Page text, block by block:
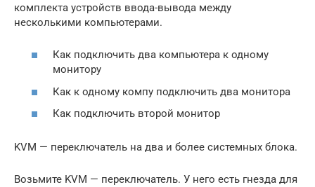
комплекта устройств ввода-вывода между
несколькими компьютерами.
Как подключить два компьютера к одному
монитору
Как к одному компу подключить два монитора
Как подключить второй монитор
KVM — переключатель на два и более системных блока.
Возьмите KVM — переключатель. У него есть гнезда для